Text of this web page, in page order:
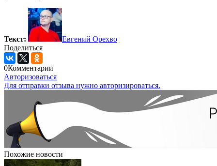
Текст:
Евгений Орехво
Поделиться
0Комментарии
Авторизоваться
Для отправки отзыва нужно авторизироваться.
Похожие новости